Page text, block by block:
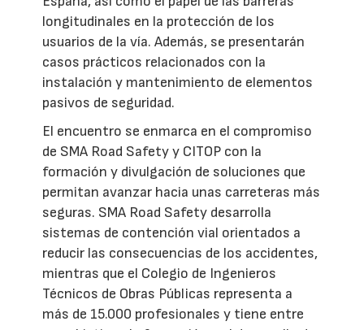
longitudinales en la protección de los
usuarios de la vía. Además, se presentarán
casos prácticos relacionados con la
instalación y mantenimiento de elementos
pasivos de seguridad.
El encuentro se enmarca en el compromiso
de SMA Road Safety y CITOP con la
formación y divulgación de soluciones que
permitan avanzar hacia unas carreteras más
seguras. SMA Road Safety desarrolla
sistemas de contención vial orientados a
reducir las consecuencias de los accidentes,
mientras que el Colegio de Ingenieros
Técnicos de Obras Públicas representa a
más de 15.000 profesionales y tiene entre